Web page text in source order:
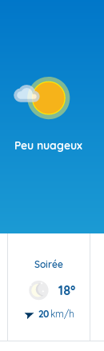
Peu nuageux
Soirée
18°
20 km/h